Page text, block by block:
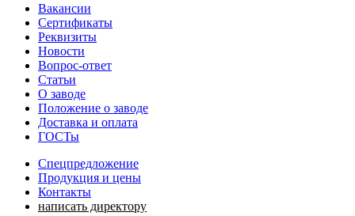
Вакансии
Сертификаты
Реквизиты
Новости
Вопрос-ответ
Статьи
О заводе
Положение о заводе
Доставка и оплата
ГОСТы
Спецпредложение
Продукция и цены
Контакты
написать директору